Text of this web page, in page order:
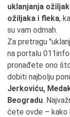
uklanjanja
ožiljaka i fleka,
su vam odmah.
Za pretragu
na portalu
pronađete ono
dobiti najbolju
Jerkoviću,
Beogradu.
ćete ovde – kako